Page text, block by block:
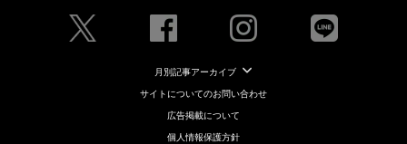
月別記事アーカイブ
サイトについてのお問い合わせ
広告掲載について
個人情報保護方針